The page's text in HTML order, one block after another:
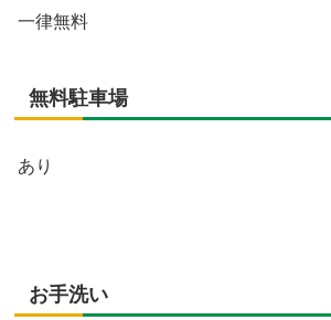
一律無料
無料駐車場
あり
お手洗い